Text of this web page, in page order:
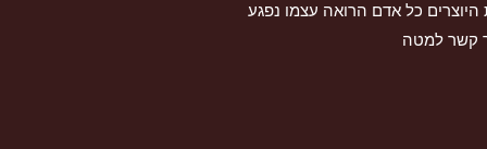
זכויות על תמונות וסרטונים. אולם, בהתאם לסעיף 27א' לחוק זכויות היוצרים כל אדם הרואה עצמו נפגע
קשר למטה